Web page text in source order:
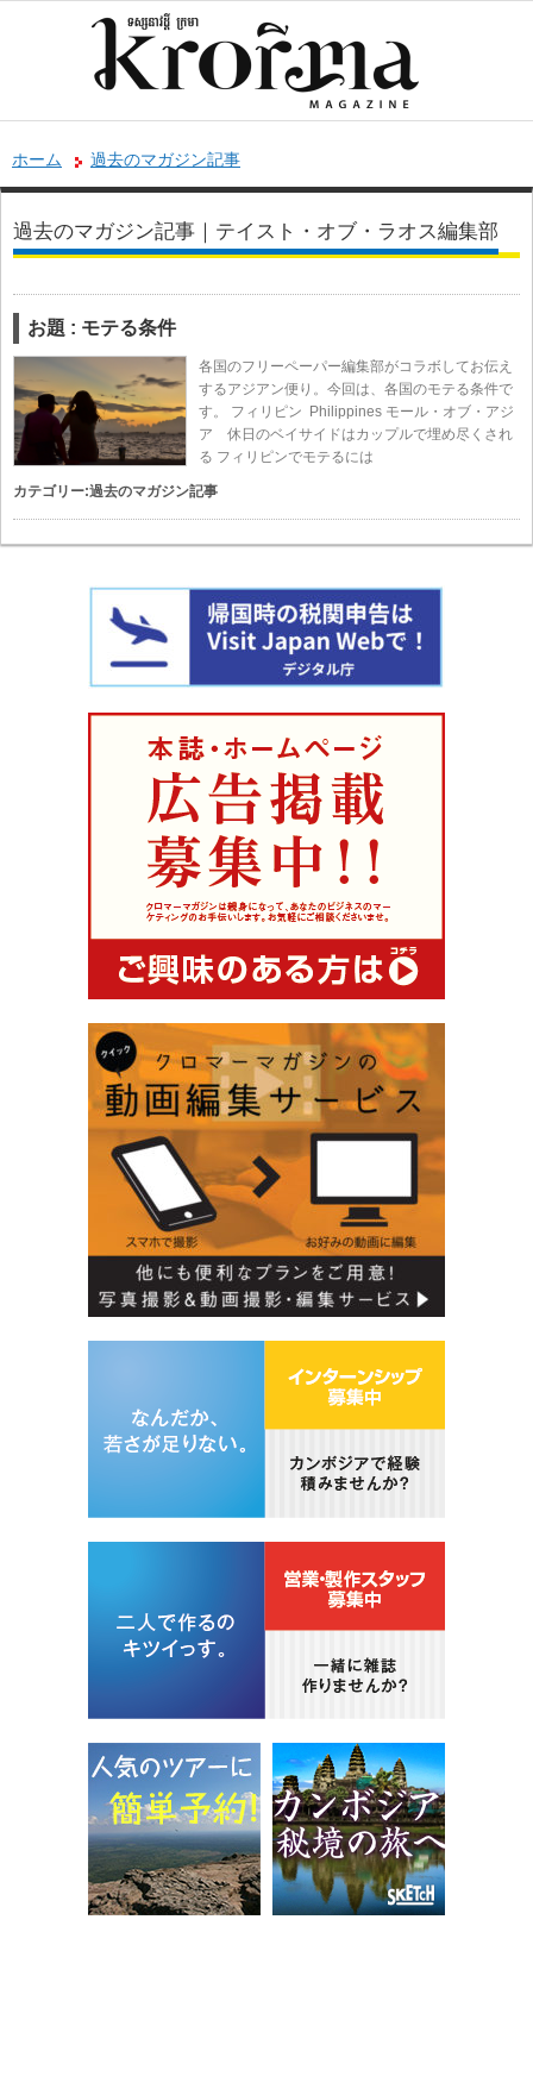
ホーム 過去のマガジン記事
過去のマガジン記事｜テイスト・オブ・ラオス編集部
お題 : モテる条件
各国のフリーペーパー編集部がコラボしてお伝え
するアジアン便り。今回は、各国のモテる条件で
す。 フィリピン Philippines モール・オブ・アジ
ア 休日のベイサイドはカップルで埋め尽くされ
る フィリピンでモテるには
カテゴリー:過去のマガジン記事